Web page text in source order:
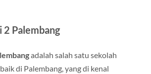
2 Palembang
adalah salah satu sekolah
di Palembang, yang di kenal